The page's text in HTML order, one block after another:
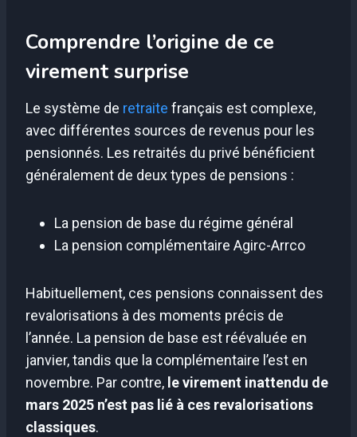
Comprendre l’origine de ce
virement surprise
Le système de retraite français est complexe,
avec différentes sources de revenus pour les
pensionnés. Les retraités du privé bénéficient
généralement de deux types de pensions :
La pension de base du régime général
La pension complémentaire Agirc-Arrco
Habituellement, ces pensions connaissent des
revalorisations à des moments précis de
l’année. La pension de base est réévaluée en
janvier, tandis que la complémentaire l’est en
novembre. Par contre, le virement inattendu de
mars 2025 n’est pas lié à ces revalorisations
classiques.